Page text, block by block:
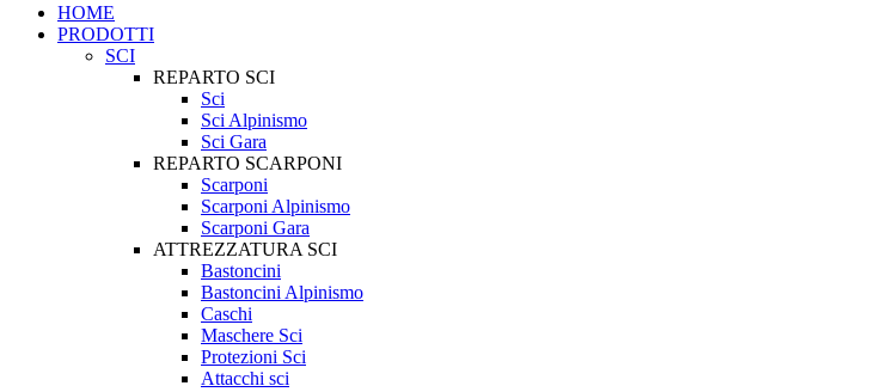
HOME
PRODOTTI
SCI
REPARTO SCI
Sci
Sci Alpinismo
Sci Gara
REPARTO SCARPONI
Scarponi
Scarponi Alpinismo
Scarponi Gara
ATTREZZATURA SCI
Bastoncini
Bastoncini Alpinismo
Caschi
Maschere Sci
Protezioni Sci
Attacchi sci